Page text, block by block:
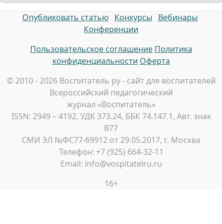
Опубликовать статью Конкурсы
Вебинары
Конференции
Пользовательское соглашение Политика
конфиденциальности Оферта
© 2010 - 2026 Воспитатель ру - сайт для воспитателей
Всероссийский педагогический
журнал «Воспитатель»
ISSN: 2949 – 4192, УДК 373.24, ББК 74.147.1, Авт. знак
В77
СМИ ЭЛ №ФС77-69912 от 29.05.2017, г. Москва
Телефон: +7 (925) 664-32-11
Email: info@vospitatelru.ru
16+